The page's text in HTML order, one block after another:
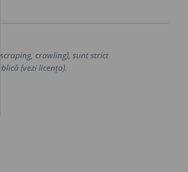
crawling), sunt strict
(vezi licența).